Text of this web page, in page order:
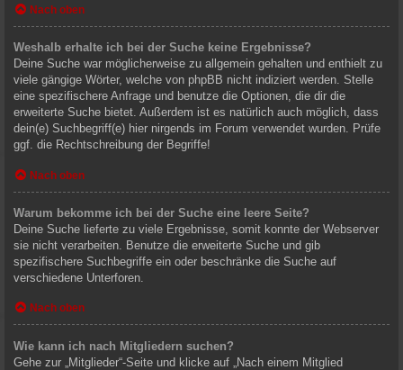
Nach oben
Weshalb erhalte ich bei der Suche keine Ergebnisse?
Deine Suche war möglicherweise zu allgemein gehalten und enthielt zu
viele gängige Wörter, welche von phpBB nicht indiziert werden. Stelle
eine spezifischere Anfrage und benutze die Optionen, die dir die
erweiterte Suche bietet. Außerdem ist es natürlich auch möglich, dass
dein(e) Suchbegriff(e) hier nirgends im Forum verwendet wurden. Prüfe
ggf. die Rechtschreibung der Begriffe!
Nach oben
Warum bekomme ich bei der Suche eine leere Seite?
Deine Suche lieferte zu viele Ergebnisse, somit konnte der Webserver
sie nicht verarbeiten. Benutze die erweiterte Suche und gib
spezifischere Suchbegriffe ein oder beschränke die Suche auf
verschiedene Unterforen.
Nach oben
Wie kann ich nach Mitgliedern suchen?
Gehe zur „Mitglieder“-Seite und klicke auf „Nach einem Mitglied